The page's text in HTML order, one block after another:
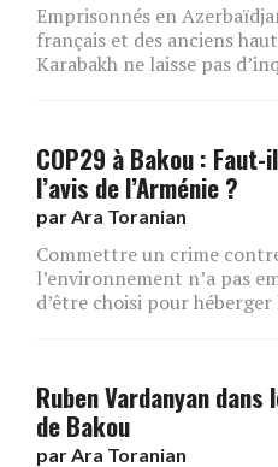
Emprisonnés en
français et des anciens
Karabakh ne laisse pas
COP29 à Bakou :
l’avis de l’Arménie ?
par Ara Toranian
Commettre un crime
l’environnement n’a pas
d’être choisi pour
Ruben Vardanyan
de Bakou
par Ara Toranian